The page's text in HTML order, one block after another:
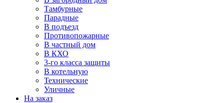
Тамбурные
Парадные
В подъезд
Противопожарные
В частный дом
В КХО
3-го класса защиты
В котельную
Технические
Уличные
На заказ